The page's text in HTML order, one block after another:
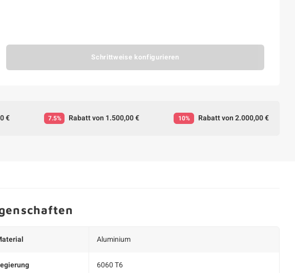
Schrittweise konfigurieren
€ 7.5% Rabatt von 1.500,00 € 10% Rabatt von 2.000,00 €
Aluminium
6060 T6